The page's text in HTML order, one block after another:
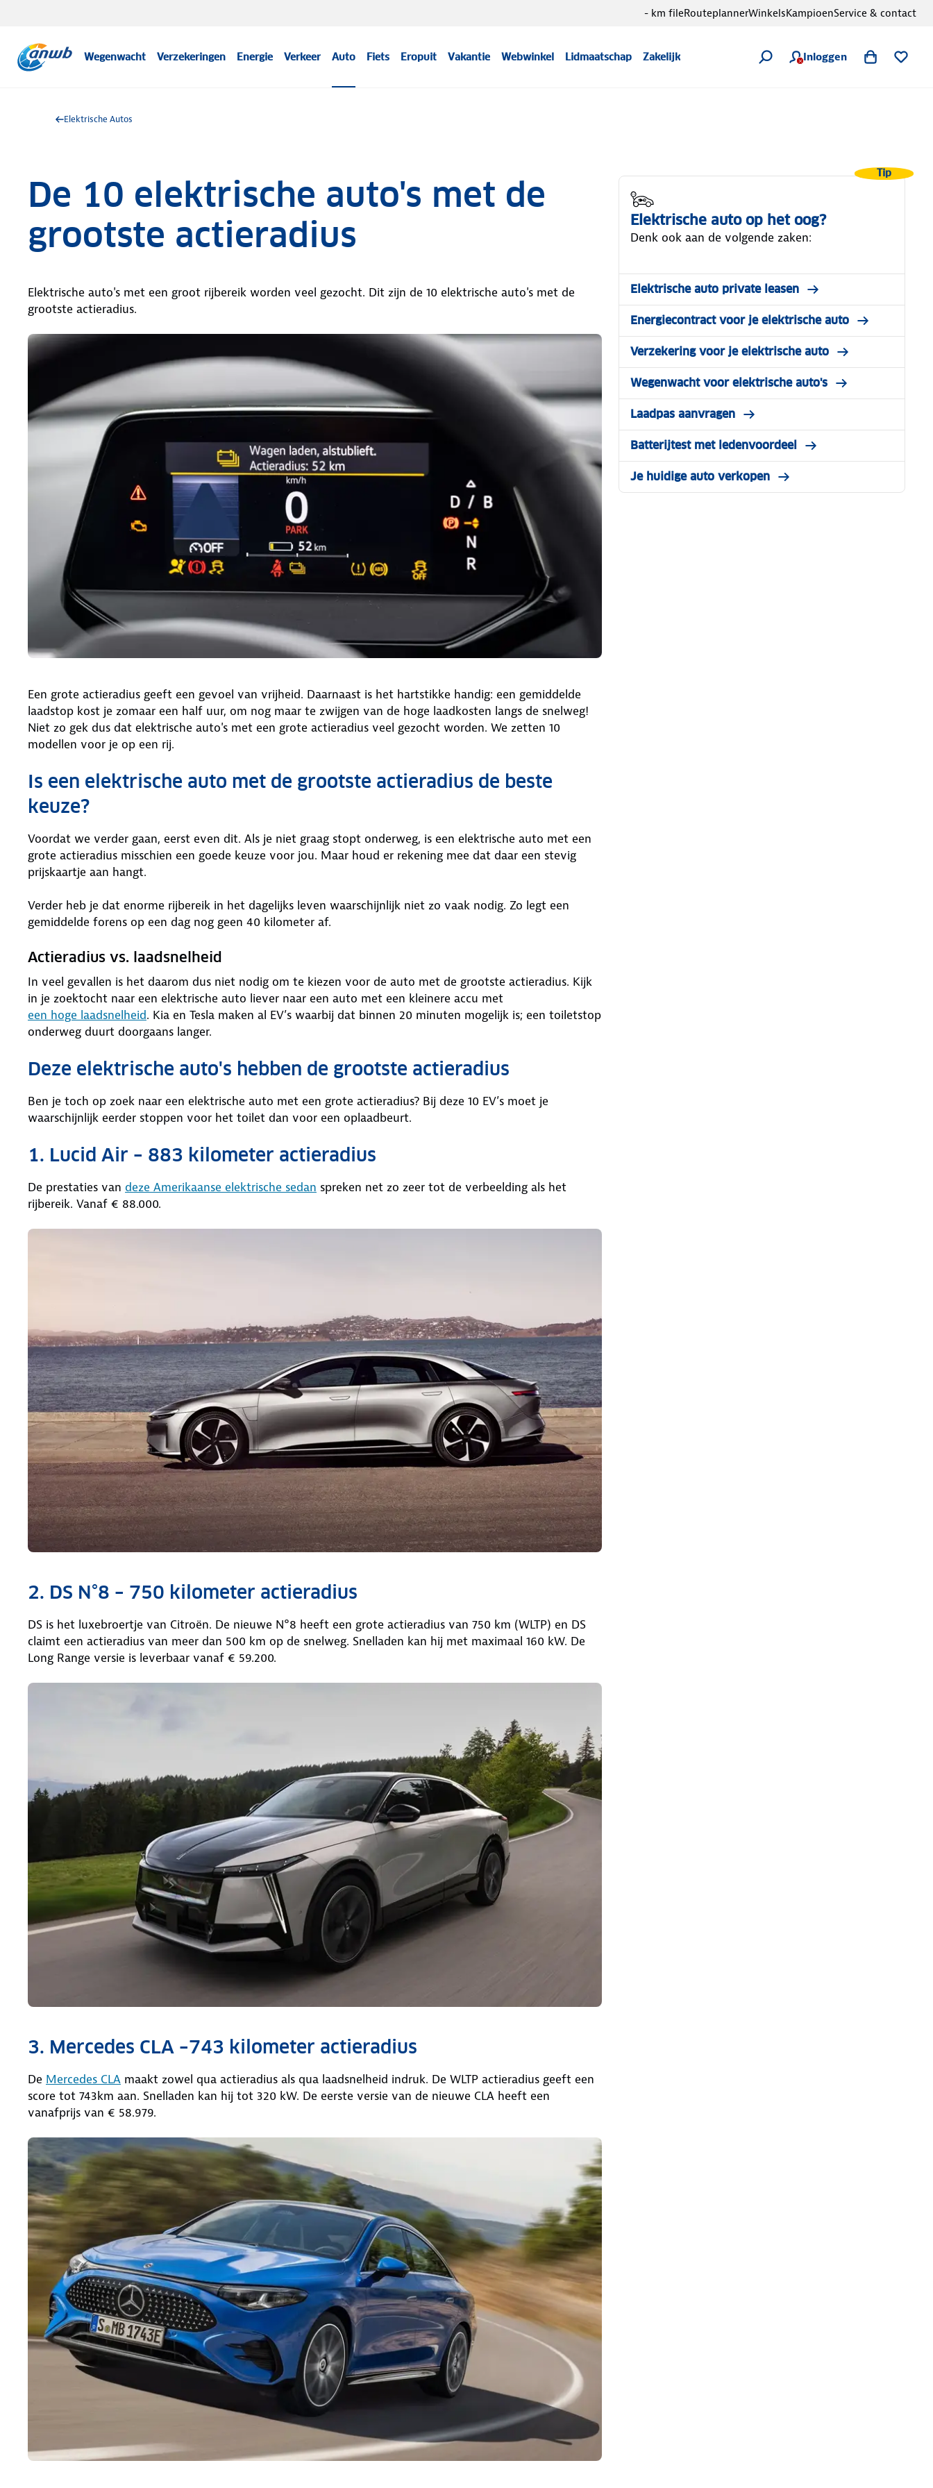
Wegenwacht Verzekeringen Energie Verkeer Auto Fiets Eropuit Vakantie Webwinkel Lidmaatschap Zakelijk Inloggen
- km fileRouteplannerWinkelsKampioenService & contact
Elektrische Autos
De 10 elektrische auto's met de
grootste actieradius
Elektrische auto's met een groot rijbereik worden veel gezocht. Dit zijn de 10 elektrische auto's met de
grootste actieradius.
Een grote actieradius geeft een gevoel van vrijheid. Daarnaast is het hartstikke handig: een gemiddelde
laadstop kost je zomaar een half uur, om nog maar te zwijgen van de hoge laadkosten langs de snelweg!
Niet zo gek dus dat elektrische auto's met een grote actieradius veel gezocht worden. We zetten 10
modellen voor je op een rij.
Is een elektrische auto met de grootste actieradius de beste
keuze?
Voordat we verder gaan, eerst even dit. Als je niet graag stopt onderweg, is een elektrische auto met een
grote actieradius misschien een goede keuze voor jou. Maar houd er rekening mee dat daar een stevig
prijskaartje aan hangt.
Verder heb je dat enorme rijbereik in het dagelijks leven waarschijnlijk niet zo vaak nodig. Zo legt een
gemiddelde forens op een dag nog geen 40 kilometer af.
Actieradius vs. laadsnelheid
In veel gevallen is het daarom dus niet nodig om te kiezen voor de auto met de grootste actieradius. Kijk
in je zoektocht naar een elektrische auto liever naar een auto met een kleinere accu met
een hoge laadsnelheid. Kia en Tesla maken al EV’s waarbij dat binnen 20 minuten mogelijk is; een toiletstop
onderweg duurt doorgaans langer.
Deze elektrische auto's hebben de grootste actieradius
Ben je toch op zoek naar een elektrische auto met een grote actieradius? Bij deze 10 EV’s moet je
waarschijnlijk eerder stoppen voor het toilet dan voor een oplaadbeurt.
1. Lucid Air – 883 kilometer actieradius
De prestaties van deze Amerikaanse elektrische sedan spreken net zo zeer tot de verbeelding als het
rijbereik. Vanaf € 88.000.
2. DS N°8 – 750 kilometer actieradius
DS is het luxebroertje van Citroën. De nieuwe N°8 heeft een grote actieradius van 750 km (WLTP) en DS
claimt een actieradius van meer dan 500 km op de snelweg. Snelladen kan hij met maximaal 160 kW. De
Long Range versie is leverbaar vanaf € 59.200.
3. Mercedes CLA –743 kilometer actieradius
De Mercedes CLA maakt zowel qua actieradius als qua laadsnelheid indruk. De WLTP actieradius geeft een
score tot 743km aan. Snelladen kan hij tot 320 kW. De eerste versie van de nieuwe CLA heeft een
vanafprijs van € 58.979.
Tip
Elektrische auto op het oog?
Denk ook aan de volgende zaken:
Elektrische auto private leasen
Energiecontract voor je elektrische auto
Verzekering voor je elektrische auto
Wegenwacht voor elektrische auto's
Laadpas aanvragen
Batterijtest met ledenvoordeel
Je huidige auto verkopen